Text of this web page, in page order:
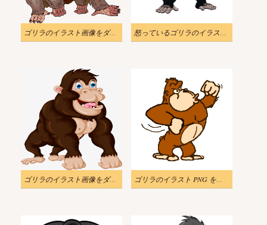
ゴリラのイラスト画像をダウンロード 3 怒っているゴリラのイラストを無料で
ゴリラのイラスト画像をダウンロード 4 ゴリラのイラスト PNG をダウンロード